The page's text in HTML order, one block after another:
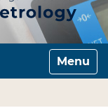
Toggle